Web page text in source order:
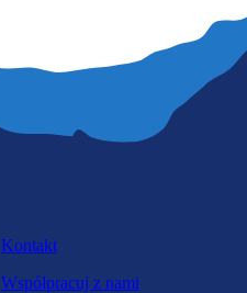
Kontakt
Współpracuj z nami